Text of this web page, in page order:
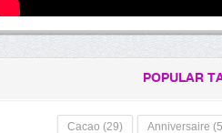
POPULAR
Anniversaire
Cacao (29)